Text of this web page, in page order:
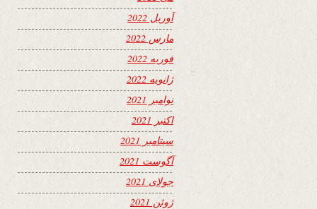
آوریل 2022
مارس 2022
فوریه 2022
ژانویه 2022
نوامبر 2021
اکتبر 2021
سپتامبر 2021
آگوست 2021
جولای 2021
ژوئن 2021